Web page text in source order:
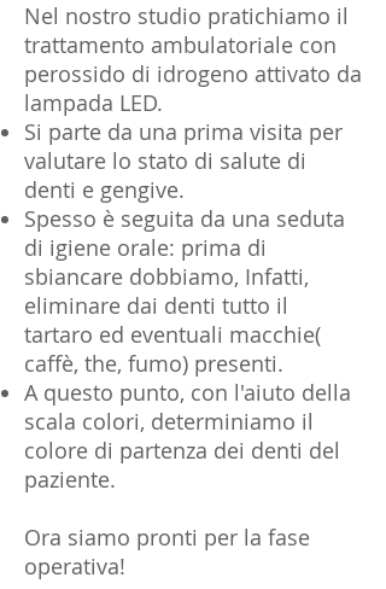
Nel nostro studio pratichiamo il
trattamento ambulatoriale con
perossido di idrogeno attivato da
lampada LED.
Si parte da una prima visita per
valutare lo stato di salute di
denti e gengive.
Spesso è seguita da una seduta
di igiene orale: prima di
sbiancare dobbiamo, Infatti,
eliminare dai denti tutto il
tartaro ed eventuali macchie(
caffè, the, fumo) presenti.
A questo punto, con l'aiuto della
scala colori, determiniamo il
colore di partenza dei denti del
paziente.
Ora siamo pronti per la fase
operativa!